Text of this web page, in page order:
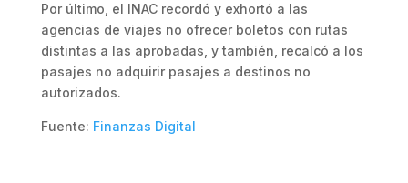
Por último, el INAC recordó y exhortó a las
agencias de viajes no ofrecer boletos con rutas
distintas a las aprobadas, y también, recalcó a los
pasajes no adquirir pasajes a destinos no
autorizados.
Fuente: Finanzas Digital